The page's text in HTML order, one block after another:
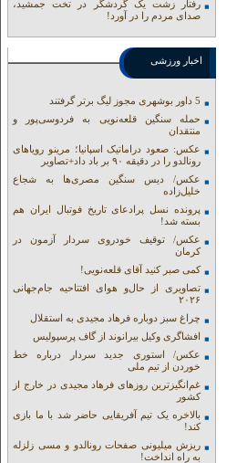
رفتار زشت یک گردشگر در تخت جمشید،
صدای مردم را در آورد!
اخبار ورزشی
5 داور بوشهری مجوز لیگ برتر گرفتند
حمله سنگین قلعه‌نویی به فردوسی‌پور و
منتقدان
عکس: صعود دراماتیک اسپانیا؛ مرینو رویاهای
رونالدو را در دقیقه ۹۰ بر باد داد+تصاویر
عکس/ دیس سنگین مصری‌ها به شجاع
خلیل‌زاده
پرونده نسل پرادعای تاریخ فوتبال ایران هم
بسته شد!
عکس/ توقیف خودروی سردار آزمون در
کرمان
کمی صبر کنید آقای قلعه‌نویی!
تصاویری از حال‌و هوای افتتاحیه جام‌جهانی
۲۰۲۶
چراغ سبز دوباره فرهاد مجیدی به استقلال
افشاگری وکیل بیرانوند از گاف‌ پرسپولیس
عکس/ استوری جدید سردار درباره خط
خوردن از تیم ملی
غم‌انگیزترین روزهای فرهاد مجیدی در خارج از
کشور
بالاخره یک تیم آفریقایی حاضر شد با ما بازی
کند!
ریزش میلیونی صفحات رونالدو و مسی زلزله
به راه انداخت!